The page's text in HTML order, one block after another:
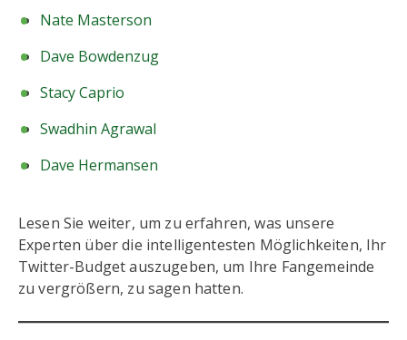
Nate Masterson
Dave Bowdenzug
Stacy Caprio
Swadhin Agrawal
Dave Hermansen
Lesen Sie weiter, um zu erfahren, was unsere
Experten über die intelligentesten Möglichkeiten, Ihr
Twitter-Budget auszugeben, um Ihre Fangemeinde
zu vergrößern, zu sagen hatten.